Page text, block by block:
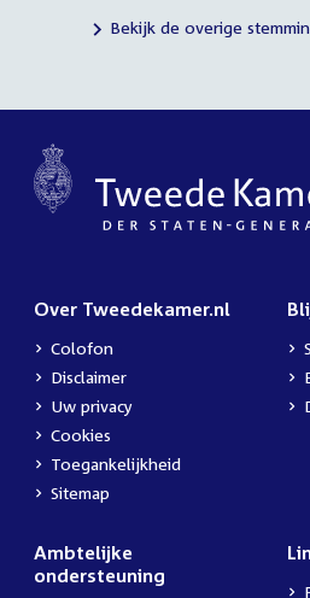
Bekijk de overige
Over Tweedekamer.nl
Colofon
Disclaimer
Uw privacy
Cookies
Toegankelijkheid
Sitemap
Ambtelijke
ondersteuning